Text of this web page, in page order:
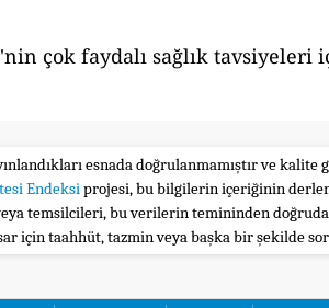
çok faydalı sağlık tavsiyeleri
esnada doğrulanmamıştır ve
Endeksiprojesi, bu bilgilerin içeriğinin
temsilcileri, bu verilerin temininden
için taahhüt, tazmin veya başka bir şekilde